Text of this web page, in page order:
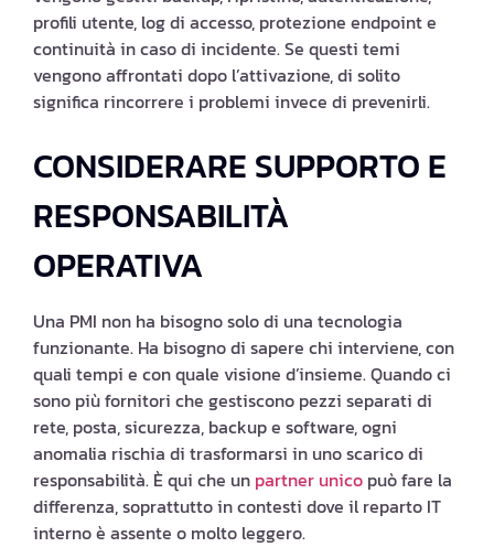
profili utente, log di accesso, protezione endpoint e
continuità in caso di incidente. Se questi temi
vengono affrontati dopo l’attivazione, di solito
significa rincorrere i problemi invece di prevenirli.
CONSIDERARE SUPPORTO E
RESPONSABILITÀ
OPERATIVA
Una PMI non ha bisogno solo di una tecnologia
funzionante. Ha bisogno di sapere chi interviene, con
quali tempi e con quale visione d’insieme. Quando ci
sono più fornitori che gestiscono pezzi separati di
rete, posta, sicurezza, backup e software, ogni
anomalia rischia di trasformarsi in uno scarico di
responsabilità. È qui che un partner unico può fare la
differenza, soprattutto in contesti dove il reparto IT
interno è assente o molto leggero.